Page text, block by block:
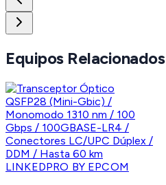
Equipos Relacionados
LINKEDPRO BY EPCOM